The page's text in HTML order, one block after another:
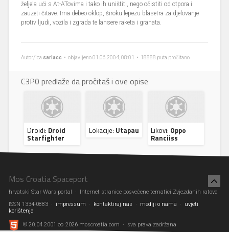
željela ući s At-ATovima i tako ih uništiti, nego očistiti od otpora i
zauzeti čitave. Ima debeo oklop, široku lepezu blasetra za djelovanje
protiv ljudi, vozila i zgrada te lansere raketa i granata.
Autor/ica sarlacc • objavljeno 01.06.2004, 08:01 • 18888 puta pročitano
C3P0 predlaže da pročitaš i ove opise
Droidi: Droid
Starfighter
Lokacije: Utapau Likovi: Oppo
Ranciiss
Mos Croatia Spaceport
hrvatski Star Wars portal · Internet stranice posvećene tematici Zvjezdanih ratova
ISSN 1334-0883 ·
impressum · kontaktiraj nas · mediji o nama ·
uvjeti
korištenja
© 20.04.2001 ∞ 2026 moscroatia.com · sva prava zadržana